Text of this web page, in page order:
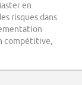
en
risques dans
compétitive,